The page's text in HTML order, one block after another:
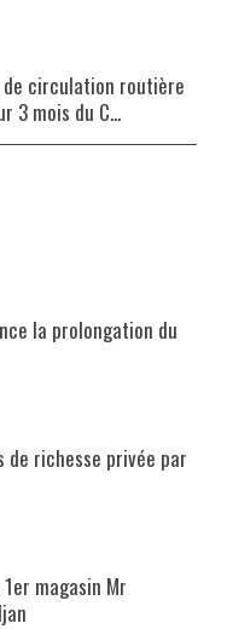
de circulation routière
3 mois du C...
la prolongation du
de richesse privée par
magasin Mr